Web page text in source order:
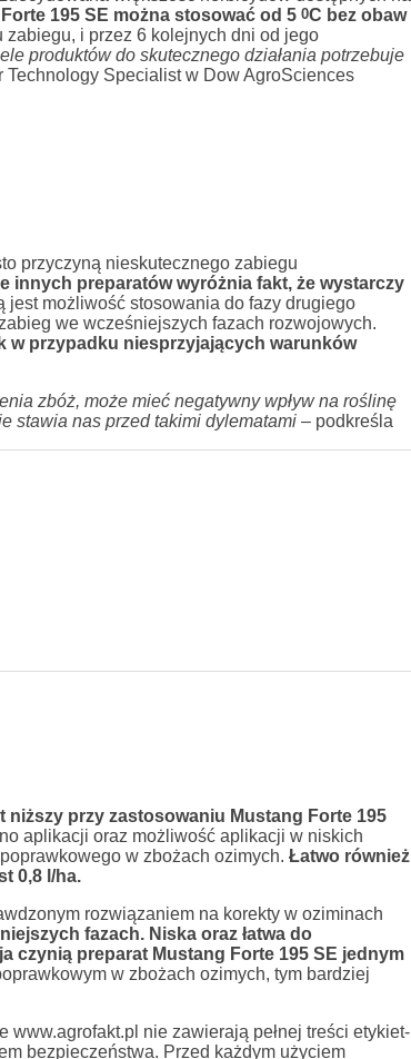
195 SE można stosować od 5 0C bez obaw
i przez 6 kolejnych dni od jego
produktów do skutecznego działania potrzebuje
Specialist w Dow AgroSciences
przyczyną nieskutecznego zabiegu
innych preparatów wyróżnia fakt, że wystarczy
możliwość stosowania do fazy drugiego
we wcześniejszych fazach rozwojowych.
w przypadku niesprzyjających warunków
zbóż, może mieć negatywny wpływ na roślinę
stawia nas przed takimi dylematami – podkreśla
przy zastosowaniu Mustang Forte 195
aplikacji oraz możliwość aplikacji w niskich
w zbożach ozimych. Łatwo również
0,8 l/ha.
rozwiązaniem na korekty w oziminach
fazach. Niska oraz łatwa do
czynią preparat Mustang Forte 195 SE jednym
w zbożach ozimych, tym bardziej
nie zawierają pełnej treści etykiet-
bezpieczeństwa. Przed każdym użyciem